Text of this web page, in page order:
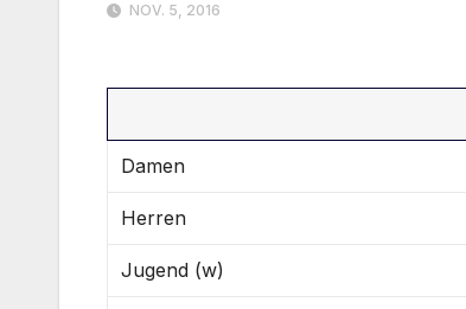
NOV. 5, 2016
Damen
Herren
Jugend (w)